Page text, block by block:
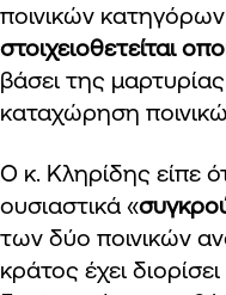
ποινικών κατηγόρων
στοιχειοθετείται
βάσει της
καταχώρηση
Ο κ. Κληρίδης είπε
ουσιαστικά «
των δύο ποινικών
κράτος έχει